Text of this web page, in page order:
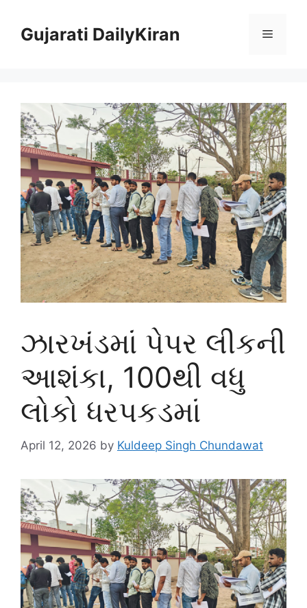
contentGujarati DailyKiran Menu
ઝારખંડમાં પેપર લીકની
આશંકા, 100થી વધુ
લોકો ધરપકડમાં
April 12, 2026 by Kuldeep Singh Chundawat